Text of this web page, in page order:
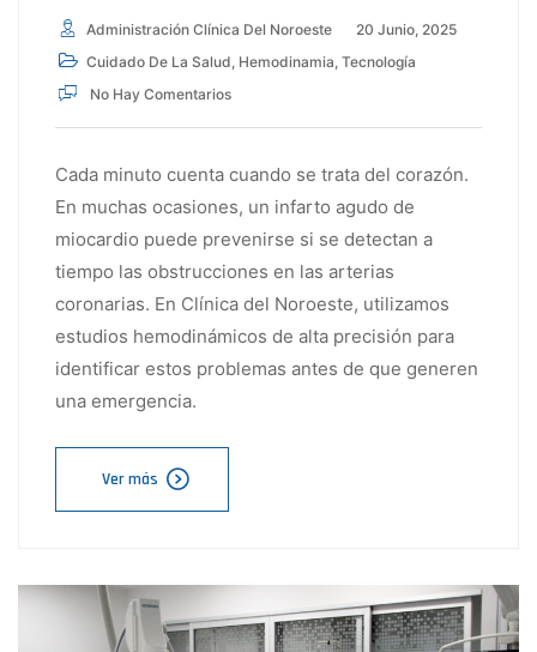
Administración Clínica Del Noroeste
20 Junio, 2025
Cuidado De La Salud Hemodinamia Tecnología
No Hay Comentarios
Cada minuto cuenta cuando se trata del corazón.
En muchas ocasiones, un infarto agudo de
miocardio puede prevenirse si se detectan a
tiempo las obstrucciones en las arterias
coronarias. En Clínica del Noroeste, utilizamos
estudios hemodinámicos de alta precisión para
identificar estos problemas antes de que generen
una emergencia.
Ver más